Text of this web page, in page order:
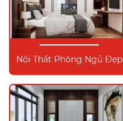
Nội Thất Phòng Ngủ Đẹp